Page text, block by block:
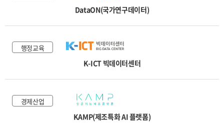
기술해양
DataON(국가연구데이터)
행정교육
K-ICT 빅데이터센터
경제산업
KAMP(제조특화 AI 플랫폼)